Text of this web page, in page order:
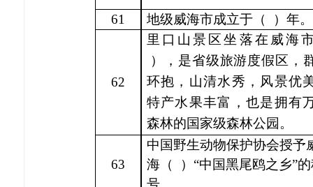
61 地级威海市成立于（ ）年。
62
里口山景区坐落在 威海
），是省级旅游度假区，
环抱，山清水秀，风景优
特产水果丰富，也是拥有
森林的国家级森林公园 。
63
中国野生动物保护协会授予
海（
） “中国黑尾鸥之乡”
号。